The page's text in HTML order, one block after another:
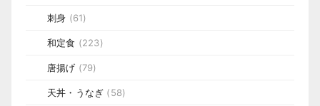
刺身 (61)
和定食 (223)
唐揚げ (79)
天丼・うなぎ (58)